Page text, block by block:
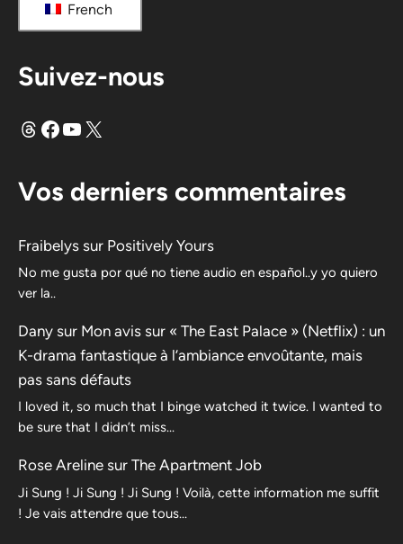
French
Suivez-nous
FilsFacebook
YouTube
X
Vos derniers commentaires
Fraibelys sur Positively Yours
No me gusta por qué no tiene audio en español..y yo quiero
ver la..
Dany sur Mon avis sur « The East Palace » (Netflix) : un
K-drama fantastique à l’ambiance envoûtante, mais
pas sans défauts
I loved it, so much that I binge watched it twice. I wanted to
be sure that I didn’t miss…
Rose Areline sur The Apartment Job
Ji Sung ! Ji Sung ! Ji Sung ! Voilà, cette information me suffit
! Je vais attendre que tous…